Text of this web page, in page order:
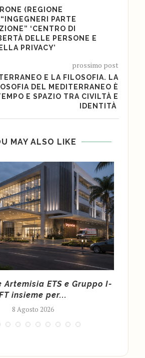
(REGIONE
PARTE
‘CENTRO DI
DELLE PERSONE E
PRIVACY’
prossimo post
E LA FILOSOFIA. LA
DEL MEDITERRANEO È
E SPAZIO TRA CIVILTÀ E
IDENTITÀ
MAY ALSO LIKE
Artemisia ETS e Gruppo I-
insieme per...
8 Agosto 2026